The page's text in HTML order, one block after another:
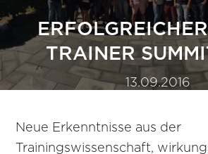
TRAINER
13.09.2016
Neue Erkenntnisse aus der
Trainingswissenschaft,